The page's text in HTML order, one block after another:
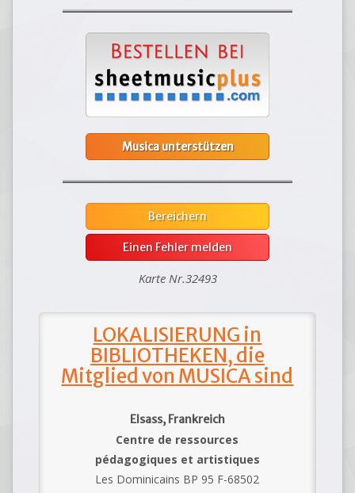
Musica unterstützen
Bereichern
Einen Fehler melden
Karte Nr.32493
LOKALISIERUNG in
BIBLIOTHEKEN, die
Mitglied von MUSICA sind
Elsass, Frankreich
Centre de ressources
pédagogiques et artistiques
Les Dominicains BP 95 F-68502